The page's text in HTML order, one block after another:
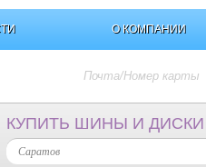
О КОМПАНИИ
КУПИТЬ ШИНЫ И ДИСКИ
Саратов